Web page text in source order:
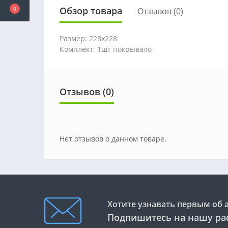
0 Обзор товара Отзывов (0)
Размер: 228х228
Комплект: 1шт покрывало
Отзывов (0)
Нет отзывов о данном товаре.
Хотите узнавать первым об
Подпишитесь на нашу